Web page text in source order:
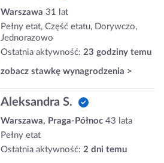
Warszawa 31 lat
Pełny etat, Część etatu, Dorywczo,
Jednorazowo
Ostatnia aktywność: 23 godziny temu
zobacz stawkę wynagrodzenia >
Aleksandra S.
Warszawa, Praga-Północ 43 lata
Pełny etat
Ostatnia aktywność: 2 dni temu